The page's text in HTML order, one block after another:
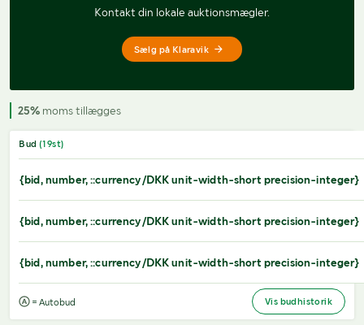
Kontakt din lokale auktionsmægler.
Sælg på Klaravik
25% moms tillægges
Bud (19st)
{bid, number, ::currency/DKK unit-width-short precision-integer}
{bid, number, ::currency/DKK unit-width-short precision-integer}
{bid, number, ::currency/DKK unit-width-short precision-integer}
= Autobud Vis budhistorik